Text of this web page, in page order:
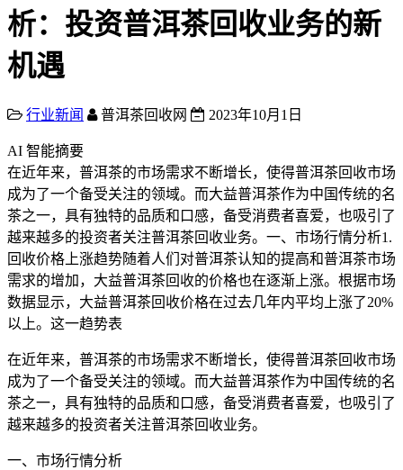
析：投资普洱茶回收业务的新
机遇
行业新闻 普洱茶回收网 2023年10月1日
AI 智能摘要
在近年来，普洱茶的市场需求不断增长，使得普洱茶回收市场
成为了一个备受关注的领域。而大益普洱茶作为中国传统的名
茶之一，具有独特的品质和口感，备受消费者喜爱，也吸引了
越来越多的投资者关注普洱茶回收业务。一、市场行情分析1.
回收价格上涨趋势随着人们对普洱茶认知的提高和普洱茶市场
需求的增加，大益普洱茶回收的价格也在逐渐上涨。根据市场
数据显示，大益普洱茶回收价格在过去几年内平均上涨了20%
以上。这一趋势表
在近年来，普洱茶的市场需求不断增长，使得普洱茶回收市场
成为了一个备受关注的领域。而大益普洱茶作为中国传统的名
茶之一，具有独特的品质和口感，备受消费者喜爱，也吸引了
越来越多的投资者关注普洱茶回收业务。
一、市场行情分析